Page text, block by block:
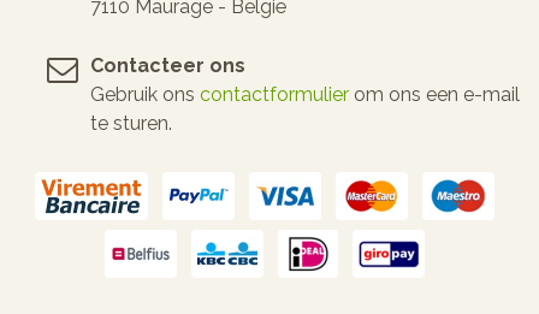
7110 Maurage - België
Contacteer ons
Gebruik ons contactformulier om ons een e-mail
te sturen.